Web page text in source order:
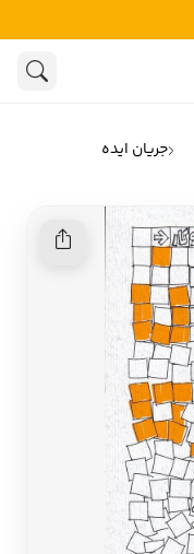
لاتین
اروپا
جریان ایده